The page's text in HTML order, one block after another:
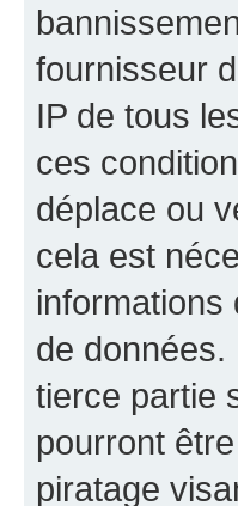
fournisseur
IP de tous
ces
déplace ou
cela est
de
tierce partie
pourront
piratage